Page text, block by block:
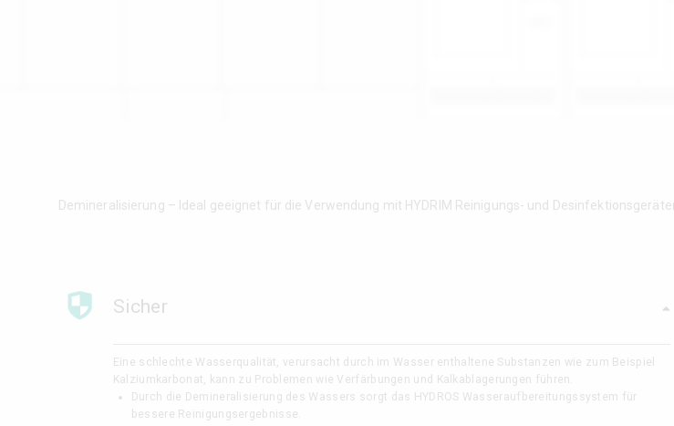
Demineralisierung – Ideal geeignet für die Verwendung mit HYDRIM Reinigungs- und
Sicher
Eine schlechte Wasserqualität, verursacht durch im Wasser enthaltene Substanzen wie zum Beispiel
Kalziumkarbonat, kann zu Problemen wie Verfärbungen und Kalkablagerungen führen.
Durch die Demineralisierung des Wassers sorgt das HYDROS Wasseraufbereitungssystem für
bessere Reinigungsergebnisse.